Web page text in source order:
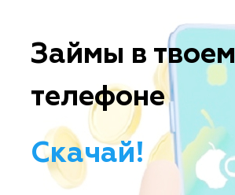
Займы в твоем
телефоне
Скачай!